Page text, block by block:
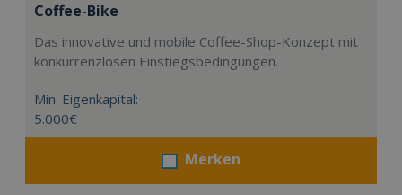
Coffee-Bike
Das innovative und mobile Coffee-Shop-Konzept mit
konkurrenzlosen Einstiegsbedingungen.
Min. Eigenkapital:
5.000€
Merken